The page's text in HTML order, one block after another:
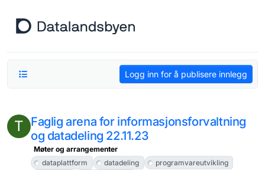
Logg inn for å publisere innlegg
T Faglig arena for informasjonsforvaltning
og datadeling 22.11.23
Møter og arrangementer
dataplattform
datadeling
programvareutvikling